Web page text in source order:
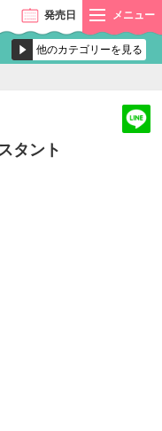
発売日 メニュー
タント